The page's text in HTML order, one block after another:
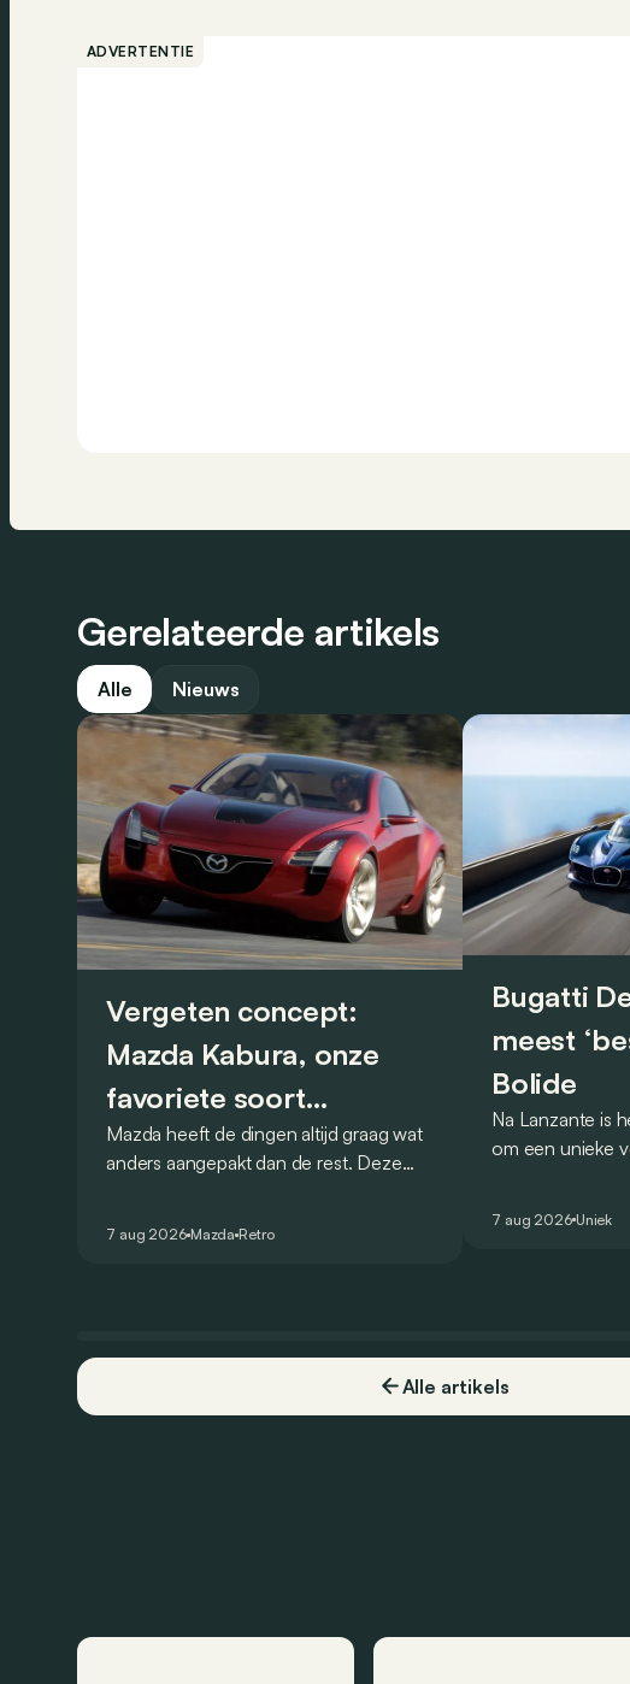
ADVERTENTIE
Gerelateerde artikels
Alle Nieuws
Vergeten concept:
Mazda Kabura, onze
favoriete soort
achterwielaandrijver
Mazda heeft de dingen altijd graag wat
anders aangepakt dan de rest. Deze
wijze.
7 aug 2026 Mazda Retro
Bugatti
meest
Bolide
Na Lanzante is
om een unieke
openbare weg.
7 aug 2026 Uniek
Alle artikels